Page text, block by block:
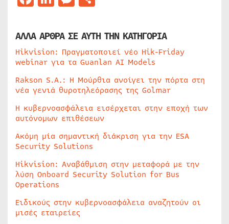
ΑΛΛΑ ΑΡΘΡΑ ΣΕ ΑΥΤΗ ΤΗΝ ΚΑΤΗΓΟΡΙΑ
Hikvision: Πραγματοποιεί νέο Hik-Friday
webinar για τα Guanlan AI Models
Rakson S.A.: Η Μούρθια ανοίγει την πόρτα στη
νέα γενιά θυροτηλεόρασης της Golmar
Η κυβερνοασφάλεια εισέρχεται στην εποχή των
αυτόνομων επιθέσεων
Ακόμη μία σημαντική διάκριση για την ESA
Security Solutions
Hikvision: Αναβάθμιση στην μεταφορά με την
λύση Onboard Security Solution for Bus
Operations
Ειδικούς στην κυβερνοασφάλεια αναζητούν οι
μισές εταιρείες